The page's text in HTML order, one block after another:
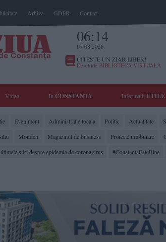
Arhiva GDPR Contact
06:14
07 08 2026
CITESTE UN ZIAR LIBER!
Deschide BIBLIOTECA VIRTUALĂ
Video In CONSTANTA Informatii UTILE
Eveniment Administratie locala Politic Actualitate
Monden Magazinul de business Proiecte imobiliare
stiri despre epidemia de coronavirus
#ConstantaEsteBine